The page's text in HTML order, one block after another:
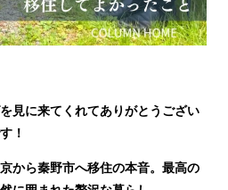
見に来てくれてありがとうござい
！
から秦野市へ移住の本音。最高の